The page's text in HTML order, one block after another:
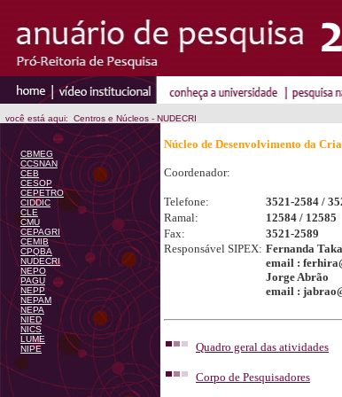
você está aqui: Centros e Núcleos - NUDECRI
CBMEG
CCSNAN
CEB
CESOP
CEPETRO
CIDDIC
CLE
CMU
CEPAGRI
CEMIB
CPQBA
NUDECRI
NEPO
PAGU
NEPP
NEPAM
NEPA
NIED
NICS
LUME
NIPE
Núcleo de Desenvolvimento da
Coordenador:
Telefone:
3521-2584 /
Ramal:
12584 / 12585
Fax:
3521-2589
Responsável SIPEX: Fernanda
email :
Jorge Abrão
email :
Quadro geral das atividades
Corpo de Pesquisadores